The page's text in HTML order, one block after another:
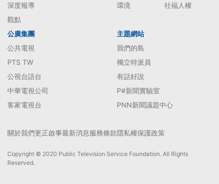
深度報導
觀點
環境
社福人權
公廣集團
公共電視
PTS TW
公視台語台
中華電視公司
客家電視台
主題網站
我們的島
獨立特派員
有話好說
P#新聞實驗室
PNN新聞議題中心
關於我們更正啟事最新消息服務條款隱私權保護政策
Copyright © 2020 Public Television Service Foundation. All Rights
Reserved.